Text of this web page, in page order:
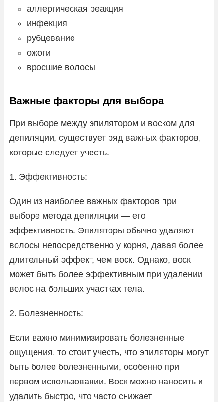
аллергическая реакция
инфекция
рубцевание
ожоги
вросшие волосы
Важные факторы для выбора
При выборе между эпилятором и воском для
депиляции, существует ряд важных факторов,
которые следует учесть.
1. Эффективность:
Один из наиболее важных факторов при
выборе метода депиляции — его
эффективность. Эпиляторы обычно удаляют
волосы непосредственно у корня, давая более
длительный эффект, чем воск. Однако, воск
может быть более эффективным при удалении
волос на больших участках тела.
2. Болезненность:
Если важно минимизировать болезненные
ощущения, то стоит учесть, что эпиляторы могут
быть более болезненными, особенно при
первом использовании. Воск можно наносить и
удалить быстро, что часто снижает